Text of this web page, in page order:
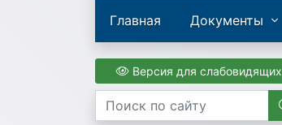
Главная Документы
Версия для слабовидящих